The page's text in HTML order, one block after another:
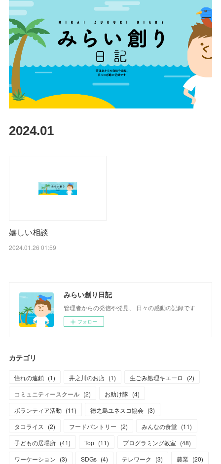
2024.01
嬉しい相談
2024.01.26 01:59
みらい創り日記
管理者からの発信や発見、 日々の感動の記録です
フォロー
カテゴリ
憧れの連鎖 (1) 井之川のお店 (1) 生ごみ処理キエーロ (2)
コミュニティースクール (2) お助け隊 (4)
ボランティア活動 (11) 徳之島ユネスコ協会 (3)
タコライス (2) フードパントリー (2) みんなの食堂 (11)
子どもの居場所 (41) Top (11) プログラミング教室 (48)
ワーケーション (3) SDGs (4) テレワーク (3) 農業 (20)